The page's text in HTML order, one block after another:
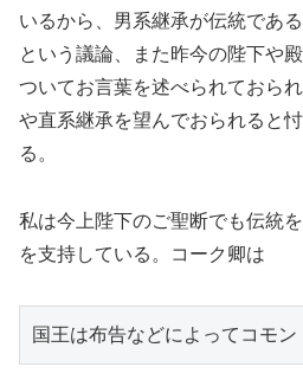
いるから、男系継承が伝統であ
という議論、また昨今の陛下や
ついてお言葉を述べられておら
や直系継承を望んでおられると
る。
私は今上陛下のご聖断でも伝統
を支持している。コーク卿は
国王は布告などによってコモ